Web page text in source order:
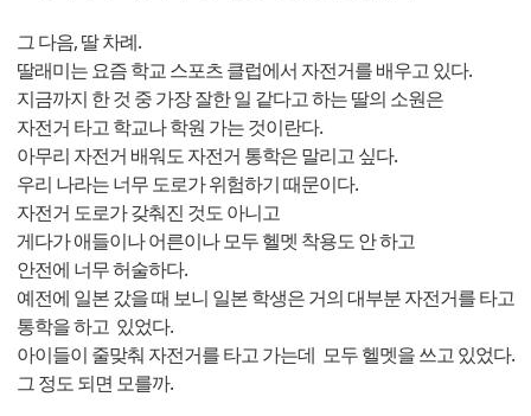
그 다음, 딸 차례.
딸래미는 요즘 학교 스포츠 클럽에서 자전거를 배우고 있다.
지금까지 한 것 중 가장 잘한 일 같다고 하는 딸의 소원은
자전거 타고 학교나 학원 가는 것이란다.
아무리 자전거 배워도 자전거 통학은 말리고 싶다.
우리 나라는 너무 도로가 위험하기 때문이다.
자전거 도로가 갖춰진 것도 아니고
게다가 애들이나 어른이나 모두 헬멧 착용도 안 하고
안전에 너무 허술하다.
예전에 일본 갔을 때 보니 일본 학생은 거의 대부분 자전거를 타고
통학을 하고 있었다.
아이들이 줄맞춰 자전거를 타고 가는데 모두 헬멧을 쓰고 있었다.
그 정도 되면 모를까.